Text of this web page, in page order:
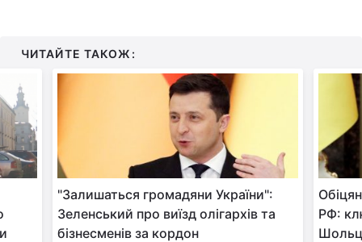
ЧИТАЙТЕ ТАКОЖ:
"Залишаться громадяни України":
Зеленський про виїзд олігархів та
бізнесменів за кордон
РФ: